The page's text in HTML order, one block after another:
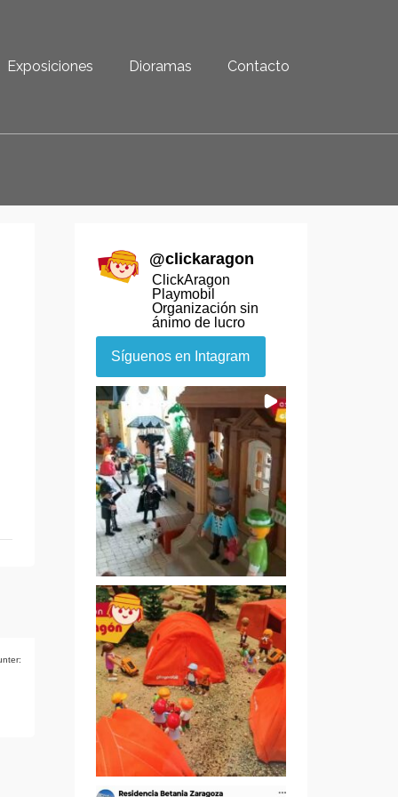
Exposiciones Dioramas Contacto
@clickaragon
ClickAragon
Playmobil
Organización sin
ánimo de lucro
Síguenos en Intagram